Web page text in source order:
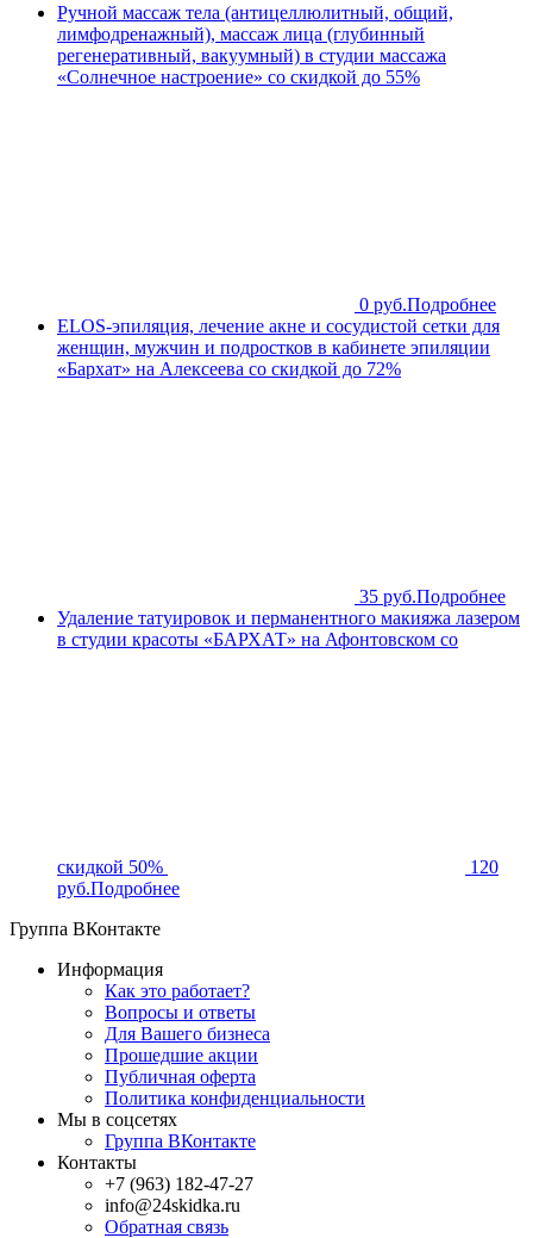
Ручной массаж тела (антицеллюлитный, общий,
лимфодренажный), массаж лица (глубинный
регенеративный, вакуумный) в студии массажа
«Солнечное настроение» со скидкой до 55%
0 руб.Подробнее
ELOS-эпиляция, лечение акне и сосудистой сетки для
женщин, мужчин и подростков в кабинете эпиляции
«Бархат» на Алексеева со скидкой до 72%
35 руб.Подробнее
Удаление татуировок и перманентного макияжа лазером
в студии красоты «БАРХАТ» на Афонтовском со
скидкой 50%
120
руб.Подробнее
Группа ВКонтакте
Информация
Как это работает?
Вопросы и ответы
Для Вашего бизнеса
Прошедшие акции
Публичная оферта
Политика конфиденциальности
Мы в соцсетях
Группа ВКонтакте
Контакты
+7 (963) 182-47-27
info@24skidka.ru
Обратная связь